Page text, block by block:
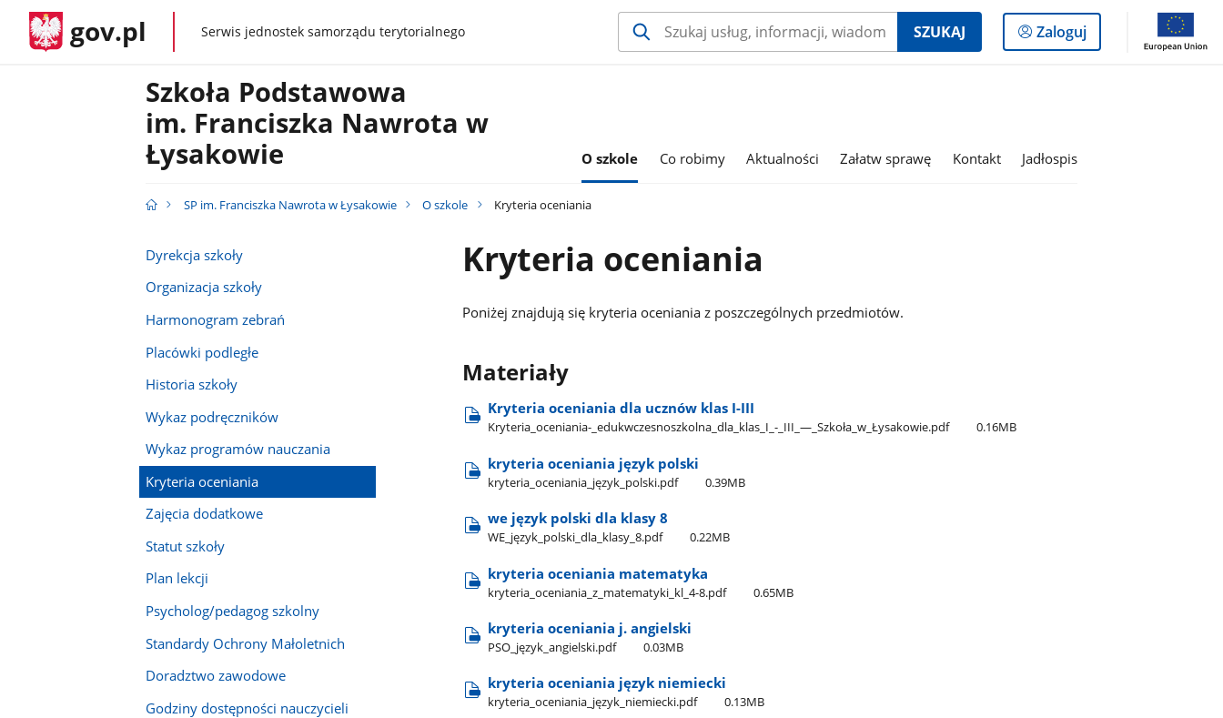
gov.pl gov.plSerwis jednostek samorządu terytorialnego SZUKAJ
Logowanie
do
Zaloguj
Szkoła Podstawowa
im. Franciszka Nawrota w
Łysakowie
O szkole Co robimy Aktualności Załatw sprawę Kontakt Jadłospis
SP im. Franciszka Nawrota w Łysakowie O szkole Kryteria oceniania
Dyrekcja szkoły
Organizacja szkoły
Harmonogram zebrań
Placówki podległe
Historia szkoły
Wykaz podręczników
Wykaz programów nauczania
Kryteria oceniania
Zajęcia dodatkowe
Statut szkoły
Plan lekcji
Psycholog/pedagog szkolny
Standardy Ochrony Małoletnich
Doradztwo zawodowe
Godziny dostępności nauczycieli
Kryteria oceniania
Poniżej znajdują się kryteria oceniania z poszczególnych przedmiotów.
Materiały
Kryteria oceniania dla ucznów klas I-III
Kryteria​_oceniania-​_edukwczesnoszkolna​_dla​_klas​_I​_-​_III​_—​_Szkoła​_w​_Łysakowie.pdf 0.16MB
kryteria oceniania język polski
kryteria​_oceniania​_język​_polski.pdf 0.39MB
we język polski dla klasy 8
WE​_język​_polski​_dla​_klasy​_8.pdf 0.22MB
kryteria oceniania matematyka
kryteria​_oceniania​_z​_matematyki​_kl​_4-8.pdf 0.65MB
kryteria oceniania j. angielski
PSO​_język​_angielski.pdf 0.03MB
kryteria oceniania język niemiecki
kryteria​_oceniania​_język​_niemiecki.pdf 0.13MB